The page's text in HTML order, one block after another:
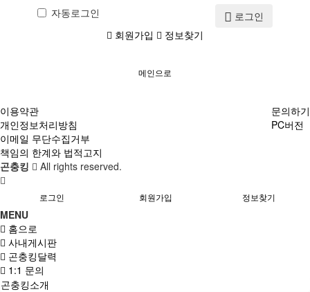
자동로그인
로그인
회원가입
정보찾기
메인으로
이용약관
개인정보처리방침
이메일 무단수집거부
책임의 한계와 법적고지
문의하기
PC버전
곤충킹 All rights reserved.
로그인 회원가입 정보찾기
MENU
홈으로
사내게시판
곤충킹달력
1:1 문의
곤충킹소개